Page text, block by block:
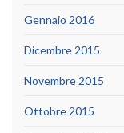
Gennaio 2016
Dicembre 2015
Novembre 2015
Ottobre 2015